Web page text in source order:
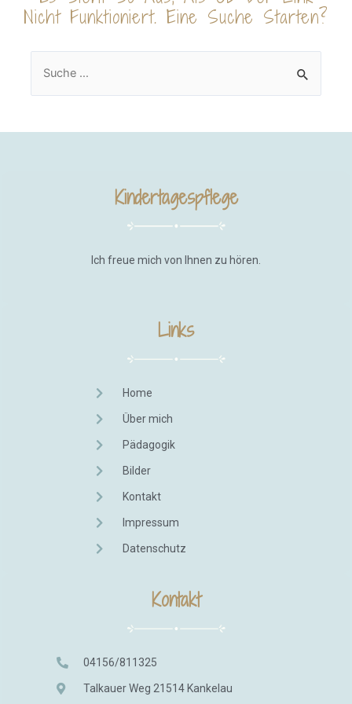
Nicht Funktioniert. Eine Suche Starten?
Kindertagespflege
Ich freue mich von Ihnen zu hören.
Links
Home
Über mich
Pädagogik
Bilder
Kontakt
Impressum
Datenschutz
Kontakt
04156/811325
Talkauer Weg 21514 Kankelau